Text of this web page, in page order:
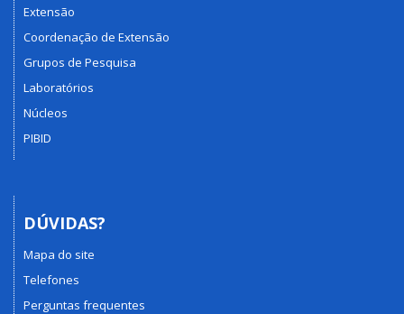
Extensão
Coordenação de Extensão
Grupos de Pesquisa
Laboratórios
Núcleos
PIBID
DÚVIDAS?
Mapa do site
Telefones
Perguntas frequentes